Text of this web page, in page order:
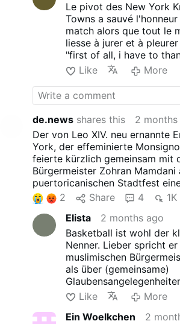
Le pivot des New York
Towns a sauvé
match alors que tout le
liesse à jurer et à
"first of all, i have to
because of Him we're
(En premier lieu, je
grâce à Lui que nous
champions).
Monseigneur a t il parlé
doute, c est dire le triste
qui se perd en
oubliant l'essentiel et sa
que même ce joueur
toute sa vie pour ce
Like More
de.news shares this
2 months
Der von Leo XIV. neu ernannte
York, der effeminierte
feierte kürzlich gemeinsam mit
Bürgermeister Zohran Mamdani
puertoricanischen Stadtfest
Yorker Basketballmannschaft
nutzte Hicks die Predigt
Eucharistiefeier missbräuchlich,
seine Basketball-Religion zu
2 Share 4 1K
Elista
2 months ago
Basketball ist wohl der
Nenner. Lieber spricht
muslimischen
als über (gemeinsame)
Like
More
Ein Woelkchen
2